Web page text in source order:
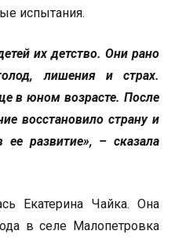
испытания.
их детство. Они рано
лишения и страх.
в юном возрасте. После
восстановило страну и
развитие», – сказала
Екатерина Чайка. Она
в селе Малопетровка